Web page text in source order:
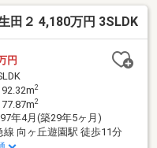
費用に関するお悩みな
ます。年中無休で営業
談下さいませ。
田２ 4,180万円 3SLDK
円
2
2
年4月(築29年5ヶ月)
線 向ヶ丘遊園駅 徒歩11分